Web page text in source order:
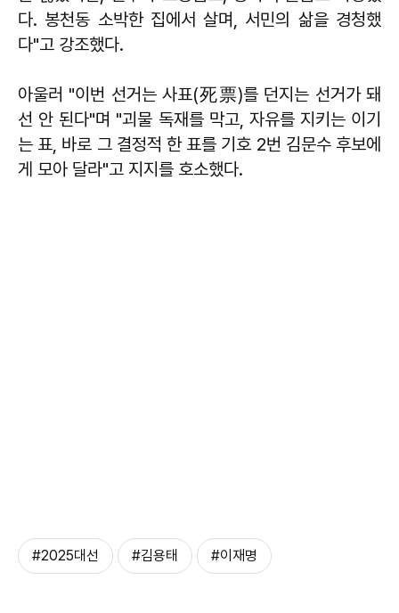
다. 봉천동 소박한 집에서 살며, 서민의 삶을 경청했
다"고 강조했다.
아울러 "이번 선거는 사표(死票)를 던지는 선거가 돼
선 안 된다"며 "괴물 독재를 막고, 자유를 지키는 이기
는 표, 바로 그 결정적 한 표를 기호 2번 김문수 후보에
게 모아 달라"고 지지를 호소했다.
#2025대선 #김용태 #이재명